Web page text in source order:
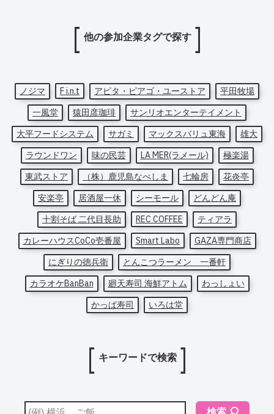
他の参加企業タグで探す
ノジマ F i.n.t アピタ・ピアゴ・ユーストア
平田牧場
一風堂
猿田彦珈琲
サンリオエンターテイメント
大平フードシステム
サガミ マックスバリュ東海
雄大
ラウンドワン
味の民芸 LA MER(ラメール)
極楽湯
東武ストア
（株）鹿児島なべしま 七輪房
花炎亭
安楽亭
居酒屋一休 シーモール
どんどん庵
十割そば 二代目長助
REC COFFEE
ティアラ
カレーハウスCoCo壱番屋
Smart Labo
GAZA専門商店
にぎりの徳兵衛
とんこつラーメン 一番軒
カラオケBanBan
廻天寿司 海鮮アトム
わっしょい
かっぱ寿司
いろは堂
キーワードで検索